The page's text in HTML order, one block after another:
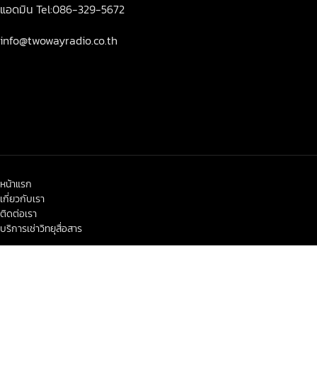
แอดมิน Tel:086-329-5672
info@twowayradio.co.th
หน้าแรก
เกี่ยวกับเรา
ติดต่อเรา
บริการเช่าวิทยุสื่อสาร